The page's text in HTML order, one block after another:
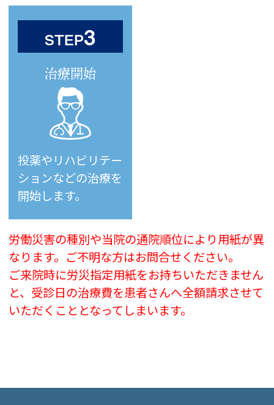
STEP3
治療開始
投薬やリハビリテー
ションなどの治療を
開始します。
労働災害の種別や当院の通院順位により用紙が異
なります。 ご不明な方はお問合せください。
ご来院時に労災指定用紙をお持ちいただきません
と、受診日の治療費を患者さんへ全額請求させて
いただくこととなってしまいます。